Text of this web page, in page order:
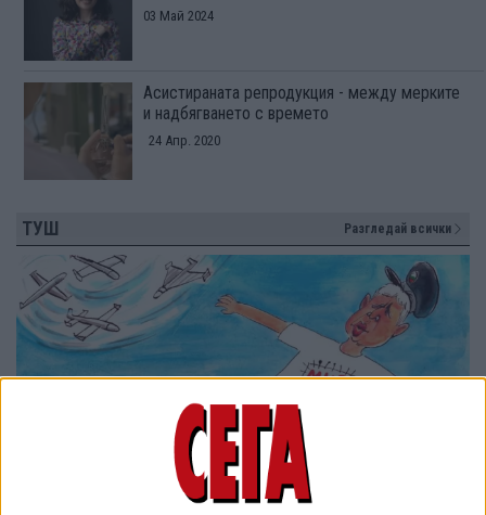
03 Май 2024
Асистираната репродукция - между мерките
и надбягването с времето
24 Апр. 2020
ТУШ Разгледай всички